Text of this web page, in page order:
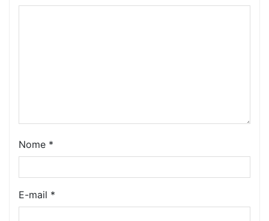
Nome *
E-mail *